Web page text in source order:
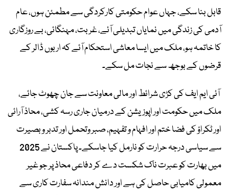
قابل بنا سکے، جہاں عوام حکومتی کارکردگی سے مطمئن ہوں، عام
آدمی کی زندگی میں نمایاں تبدیلی آئے، غربت، مہنگائی، بے روزگاری
کا خاتمہ ہو، ملک میں ایسا معاشی استحکام آئے کہ اربوں ڈالر کے
قرضوں کے بوجھ سے نجات مل سکے۔
آئی ایم ایف کی کڑی شرائط اور مالی معاونت سے جان چھوٹ جائے،
ملک میں حکومت اور اپوزیشن کے درمیان جاری رسہ کشی، محاذ آرائی
اور ٹکراؤ کی فضا ختم اور افہام و تفہیم، صبر وتحمل اور تدبر و بصیرت
سے سیاسی درجہ حرارت کو نارمل کیا جاسکے۔ پاکستان نے 2025
میں بھارت کو عبرت ناک شکست دے کر دفاعی محاذ پر جو غیر
معمولی کامیابی حاصل کی ہے اور دانش مندانہ سفارت کاری سے